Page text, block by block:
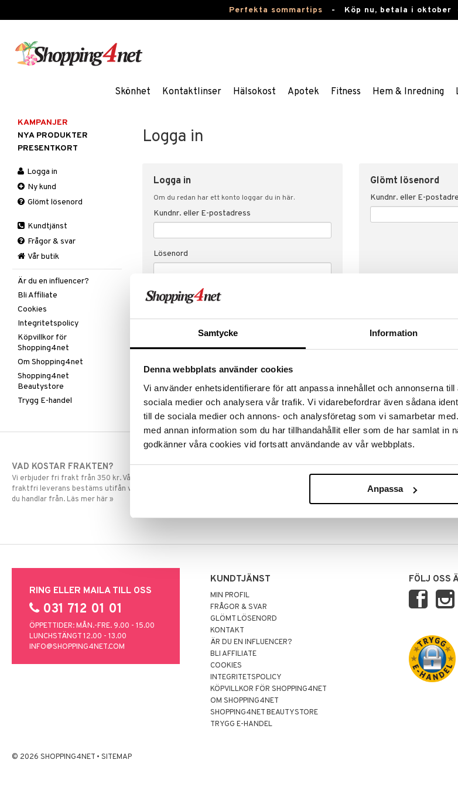
Samtycke Information
Denna webbplats använder cookies
Vi använder enhetsidentifierare för att anpassa innehållet och annonserna
sociala medier och analysera vår trafik. Vi vidarebefordrar även sådana
till de sociala medier och annons- och analysföretag som vi samarbetar
med annan information som du har tillhandahållit eller som de har samlat in
godkänner våra cookies vid fortsatt användande av vår webbplats.
Anpassa
Perfekta sommartips - Köp nu, betala i oktober
Skönhet Kontaktlinser Hälsokost Apotek Fitness Hem & Inredning
Logga in
Logga in
Om du redan har ett konto loggar du in här.
Kundnr. eller E-postadress
Lösenord
Glömt lösenord
Kundnr. eller E-
KAMPANJER
NYA PRODUKTER
PRESENTKORT
Logga in
Ny kund
Glömt lösenord
Kundtjänst
Frågor & svar
Vår butik
Är du en influencer?
Bli Affiliate
Cookies
Integritetspolicy
Köpvillkor för
Shopping4net
Om Shopping4net
Shopping4net
Beautystore
Trygg E-handel
VAD KOSTAR FRAKTEN?
Vi erbjuder fri frakt från 350 kr. Vår gräns för
fraktfri leverans bestäms utifån vilken avdelning
du handlar från. Läs mer här »
SNABBA LEVERANSER
Beställningar lagda före 14:00 (gäller varor i lager)
GODKÄND
EU-logotypen
godkända av
RING ELLER MAILA TILL OSS
031 712 01 01
ÖPPETTIDER: MÅN.-FRE. 9.00 - 15.00
LUNCHSTÄNGT 12.00 - 13.00
INFO@SHOPPING4NET.COM
KUNDTJÄNST
MIN PROFIL
FRÅGOR & SVAR
GLÖMT LÖSENORD
KONTAKT
ÄR DU EN INFLUENCER?
BLI AFFILIATE
COOKIES
INTEGRITETSPOLICY
KÖPVILLKOR FÖR SHOPPING4NET
OM SHOPPING4NET
SHOPPING4NET BEAUTYSTORE
TRYGG E-HANDEL
FÖLJ OSS
© 2026 SHOPPING4NET • SITEMAP